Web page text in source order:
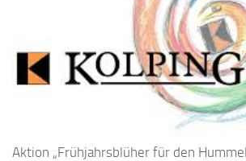
Aktion „Frühjahrsblüher für den